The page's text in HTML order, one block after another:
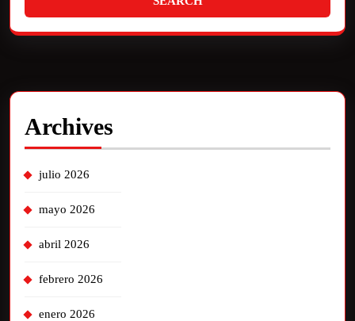
Archives
julio 2026
mayo 2026
abril 2026
febrero 2026
enero 2026